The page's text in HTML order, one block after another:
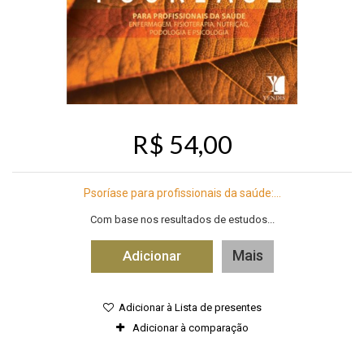
R$ 54,00
Psoríase para profissionais da saúde:...
Com base nos resultados de estudos...
Adicionar Mais
Adicionar à Lista de presentes
Adicionar à comparação